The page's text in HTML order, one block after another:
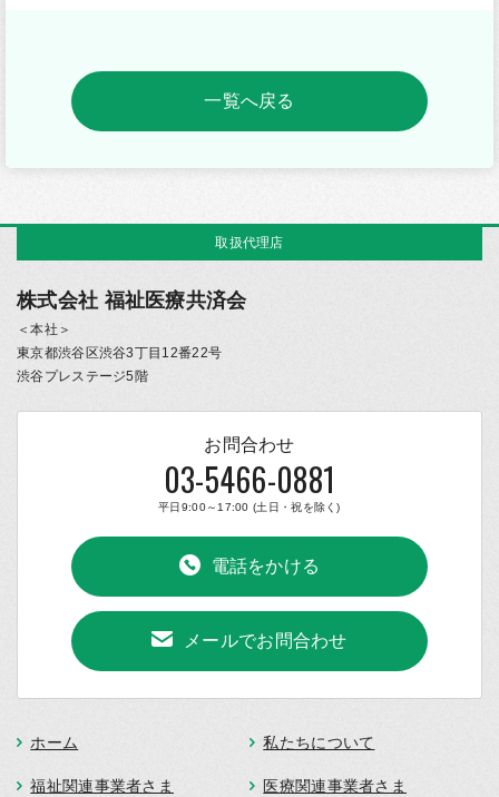
一覧へ戻る
取扱代理店
株式会社 福祉医療共済会
＜本社＞
東京都渋谷区渋谷3丁目12番22号
渋谷プレステージ5階
お問合わせ
03-5466-0881
平日9:00～17:00 (土日・祝を除く)
電話をかける
メールでお問合わせ
ホーム 私たちについて
福祉関連事業者さま 医療関連事業者さま